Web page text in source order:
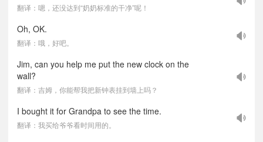
翻译：嗯，还没达到“奶奶标准的干净”呢！
Oh, OK.
翻译：哦，好吧。
Jim, can you help me put the new clock on the
wall?
翻译：吉姆，你能帮我把新钟表挂到墙上吗？
I bought it for Grandpa to see the time.
翻译：我买给爷爷看时间用的。